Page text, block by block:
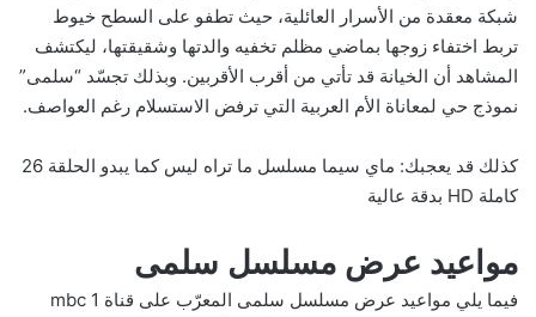
شبكة معقدة من الأسرار العائلية، حيث تطفو على السطح خيوط
تربط اختفاء زوجها بماضي مظلم تخفيه والدتها وشقيقتها، ليكتشف
المشاهد أن الخيانة قد تأتي من أقرب الأقربين. وبذلك تجسّد “سلمى”
نموذج حي لمعاناة الأم العربية التي ترفض الاستسلام رغم العواصف.
كذلك قد يعجبك:
ماي سيما مسلسل ما تراه ليس كما يبدو الحلقة 26
كاملة HD بدقة عالية
مواعيد عرض مسلسل سلمى
فيما يلي مواعيد عرض مسلسل سلمى المعرّب على قناة mbc 1